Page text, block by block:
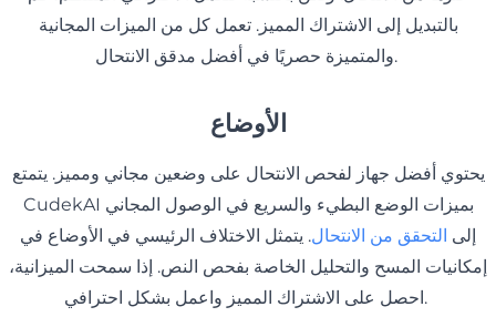
بالتبديل إلى الاشتراك المميز. تعمل كل من الميزات المجانية
والمتميزة حصريًا في أفضل مدقق الانتحال.
الأوضاع
يحتوي أفضل جهاز لفحص الانتحال على وضعين مجاني ومميز. يتمتع
CudekAI بميزات الوضع البطيء والسريع في الوصول المجاني
إلى التحقق من الانتحال. يتمثل الاختلاف الرئيسي في الأوضاع في
إمكانيات المسح والتحليل الخاصة بفحص النص. إذا سمحت الميزانية،
احصل على الاشتراك المميز واعمل بشكل احترافي.